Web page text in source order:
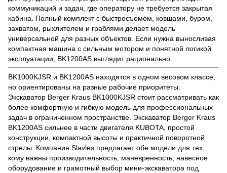
коммуникаций и задач, где оператору не требуется закрытая
кабина. Полный комплект с быстросъемом, ковшами, буром,
захватом, рыхлителем и граблями делает модель
универсальной для разных объектов. Если нужна выносливая
компактная машина с сильным мотором и понятной логикой
эксплуатации, BK1200AS выглядит рационально.
BK1000KJSR и BK1200AS находятся в одном весовом классе,
но ориентированы на разные рабочие приоритеты.
Экскаватор Berger Kraus BK1000KJSR стоит рассматривать как
более комфортную и гибкую модель для профессиональных
задач в ограниченном пространстве. Экскаватор Berger Kraus
BK1200AS сильнее в части двигателя KUBOTA, простой
конструкции, компактной высоты и практичной поворотной
стрелы. Компания Slavles предлагает обе модели для тех,
кому важны производительность, маневренность, навесное
оборудование и грамотный выбор мини-экскаватора под